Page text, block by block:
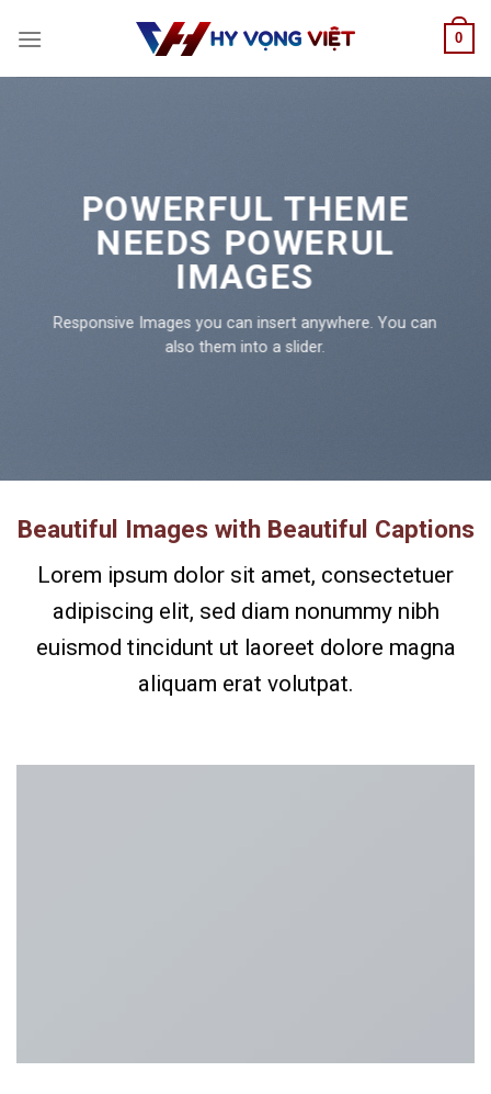
0
POWERFUL THEME
NEEDS POWERUL
IMAGES
Responsive Images you can insert anywhere. You can
also them into a slider.
Beautiful Images with Beautiful Captions
Lorem ipsum dolor sit amet, consectetuer
adipiscing elit, sed diam nonummy nibh
euismod tincidunt ut laoreet dolore magna
aliquam erat volutpat.